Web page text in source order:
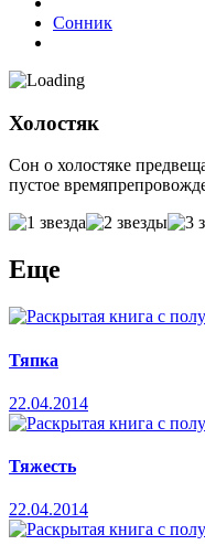
Сонник
Холостяк
Сон о холостяке
пустое
Еще
Тяпка
22.04.2014
Тяжесть
22.04.2014